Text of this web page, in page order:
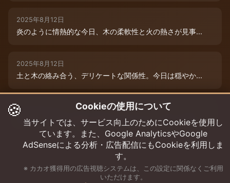
2025年8月12日
炎のように情熱的な今日、木の柔軟性と火の熱さが見事...
2025年8月12日
土と木の絡み合う、デリケートな関係性。今日は穏やか...
2025年8月12日
本日は、木と水の絶妙な相生エネルギーが、あなたの可...
🍪 Cookieの使用について
当サイトでは、サービス向上のためにCookieを使用し
ています。また、Google AnalyticsやGoogle
AdSenseによる分析・広告配信にもCookieを利用しま
す。
※ カカオ獲得用の広告視聴システムは、この設定に関係なくご利用
いただけます。